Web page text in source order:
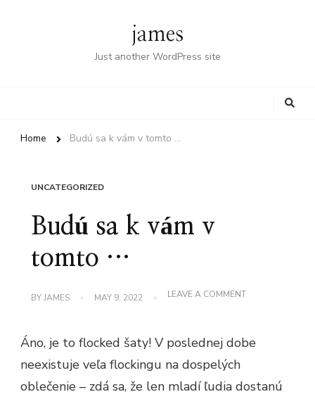
james
Just another WordPress site
Home Budú sa k vám v tomto …
UNCATEGORIZED
Budú sa k vám v
tomto …
BYJAMES MAY 9, 2022 LEAVE A COMMENTON
VÁM
Áno, je to flocked šaty! V poslednej dobe
neexistuje veľa flockingu na dospelých
oblečenie – zdá sa, že len mladí ľudia dostanú